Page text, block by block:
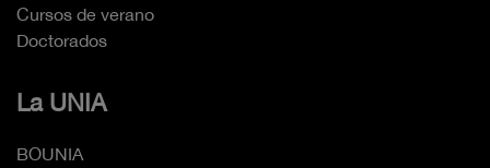
Cursos de verano
Doctorados
La UNIA
BOUNIA